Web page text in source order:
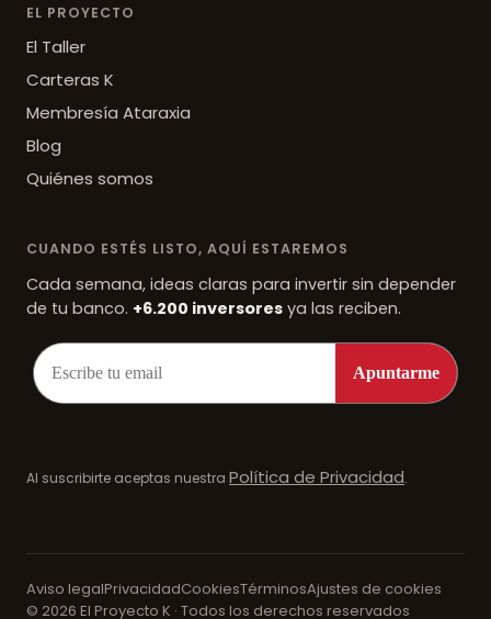
EL PROYECTO
El Taller
Carteras K
Membresía Ataraxia
Blog
Quiénes somos
CUANDO ESTÉS LISTO, AQUÍ ESTAREMOS
Cada semana, ideas claras para invertir sin depender
de tu banco. +6.200 inversores ya las reciben.
Al suscribirte aceptas nuestra Política de Privacidad.
Aviso legalPrivacidadCookiesTérminosAjustes de cookies
© 2026 El Proyecto K · Todos los derechos reservados